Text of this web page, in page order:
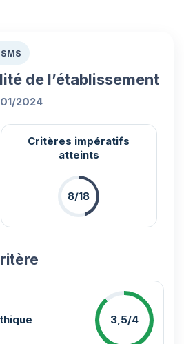
de l’établissement
2024
Critères impératifs
atteints
8/18
3,5/4